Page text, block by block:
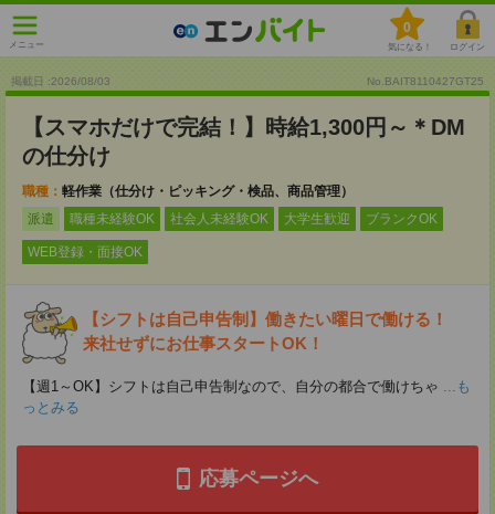
メニュー
0
気になる！ ログイン
掲載日 :2026/08/03 No.BAIT8110427GT25
【スマホだけで完結！】時給1,300円～＊DM
の仕分け
職種： 軽作業（仕分け・ピッキング・検品、商品管理）
派遣
職種未経験OK 社会人未経験OK 大学生歓迎 ブランクOK
WEB登録・面接OK
【シフトは自己申告制】働きたい曜日で働ける！
来社せずにお仕事スタートOK！
【週1～OK】シフトは自己申告制なので、自分の都合で働けちゃ ...も
っとみる
応募ページへ